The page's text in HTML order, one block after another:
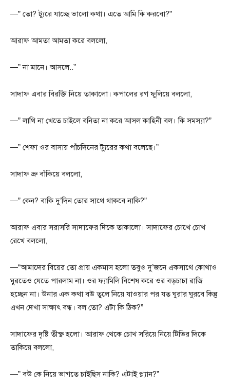
—” তো? ট্যুরে যাচ্ছে ভালো কথা। এতে আমি কি করবো?”
আরাফ আমতা আমতা করে বললো,
—” না মানে। আসলে..”
সাদাফ এবার বিরক্তি নিয়ে তাকালো। কপালের রগ ফুলিয়ে বললো,
—” লাথি না খেতে চাইলে বনিতা না করে আসল কাহিনী বল। কি সমস্যা?”
—” শেফা ওর বাসায় পাঁচদিনের ট্যুরের কথা বলেছে।”
সাদাফ ভ্রু বাঁকিয়ে বললো,
—” কেন? বাকি দু’দিন তোর সাথে থাকবে নাকি?”
আরাফ এবার সরাসরি সাদাফের দিকে তাকালো। সাদাফের চোখে চোখ
রেখে বললো,
—“আমাদের বিয়ের তো প্রায় একমাস হলো তবুও দু’জনে একসাথে কোথাও
ঘুরতেও যেতে পারলাম না। ওর ফ্যামিলি বিশেষ করে ওর বড়চাচা রাজি
হচ্ছেন না। উনার এক কথা বউ তুলে নিয়ে যাওয়ার পর যত ঘুরার ঘুরবে কিন্তু
এখন দেখা সাক্ষাৎ বন্ধ। বল তো? এটা কি ঠিক?”
সাদাফের দৃষ্টি তীক্ষ্ণ হলো। আরাফ থেকে চোখ সরিয়ে নিয়ে টিভির দিকে
তাকিয়ে বললো,
—” বউ কে নিয়ে ভাগতে চাইছিস নাকি? এটাই প্ল্যান?”